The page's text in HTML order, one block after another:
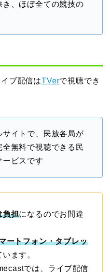
、ほぼ全ての競技の
ブ配信はTVerで視聴でき
イトで、民放各局が
無料で視聴できる民
ービスです
負担になるのでお間違
ートフォン・タブレッ
ます。
では、ライブ配信